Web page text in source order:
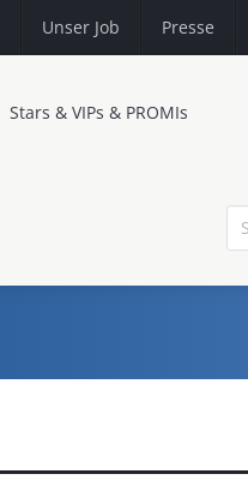
Unser Job Presse
Stars & VIPs & PROMIs